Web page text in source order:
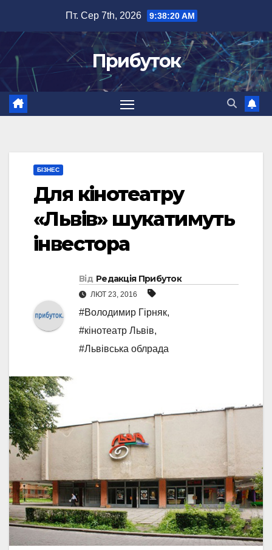
вмісту
Пт. Сер 7th, 2026 9:38:21 AM
Прибуток
БІЗНЕС
Для кінотеатру
«Львів» шукатимуть
інвестора
Від Редакція Прибуток
ЛЮТ 23, 2016
#Володимир Гірняк,
#кінотеатр Львів,
#Львівська облрада